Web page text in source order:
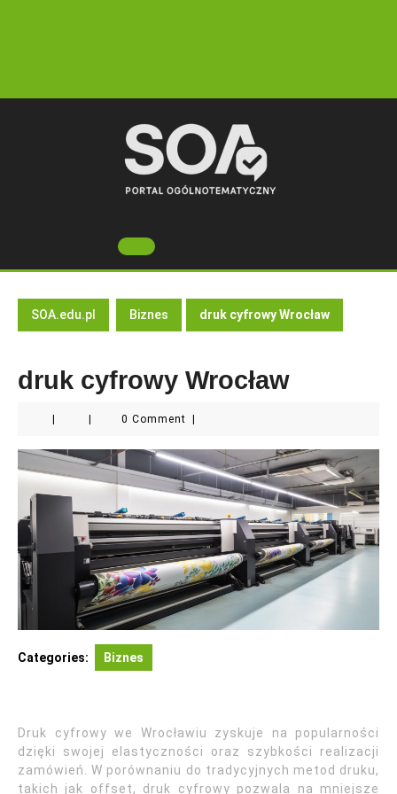
Open
Button
SOA.edu.pl Biznes druk cyfrowy Wrocław
druk cyfrowy Wrocław
0 Comment
Categories: Biznes
Druk cyfrowy we Wrocławiu zyskuje na popularności
dzięki swojej elastyczności oraz szybkości realizacji
zamówień. W porównaniu do tradycyjnych metod druku,
takich jak offset, druk cyfrowy pozwala na mniejsze